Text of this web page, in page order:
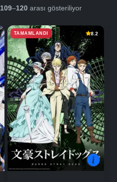
109–120arası gösteriliyor
TAMAMLANDI 8.2